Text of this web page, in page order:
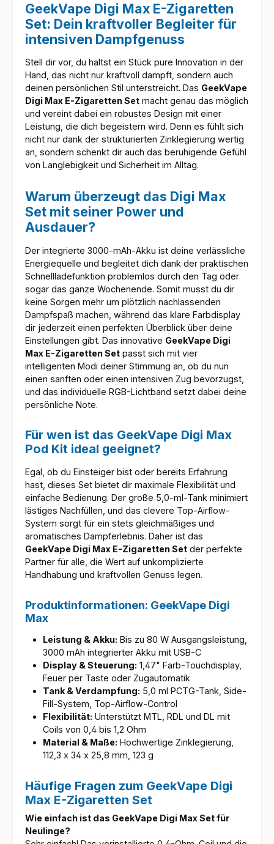
GeekVape Digi Max E-Zigaretten
Set: Dein kraftvoller Begleiter für
intensiven Dampfgenuss
Stell dir vor, du hältst ein Stück pure Innovation in der
Hand, das nicht nur kraftvoll dampft, sondern auch
deinen persönlichen Stil unterstreicht. Das GeekVape
Digi Max E-Zigaretten Set macht genau das möglich
und vereint dabei ein robustes Design mit einer
Leistung, die dich begeistern wird. Denn es fühlt sich
nicht nur dank der strukturierten Zinklegierung wertig
an, sondern schenkt dir auch das beruhigende Gefühl
von Langlebigkeit und Sicherheit im Alltag.
Warum überzeugt das Digi Max
Set mit seiner Power und
Ausdauer?
Der integrierte 3000-mAh-Akku ist deine verlässliche
Energiequelle und begleitet dich dank der praktischen
Schnellladefunktion problemlos durch den Tag oder
sogar das ganze Wochenende. Somit musst du dir
keine Sorgen mehr um plötzlich nachlassenden
Dampfspaß machen, während das klare Farbdisplay
dir jederzeit einen perfekten Überblick über deine
Einstellungen gibt. Das innovative GeekVape Digi
Max E-Zigaretten Set passt sich mit vier
intelligenten Modi deiner Stimmung an, ob du nun
einen sanften oder einen intensiven Zug bevorzugst,
und das individuelle RGB-Lichtband setzt dabei deine
persönliche Note.
Für wen ist das GeekVape Digi Max
Pod Kit ideal geeignet?
Egal, ob du Einsteiger bist oder bereits Erfahrung
hast, dieses Set bietet dir maximale Flexibilität und
einfache Bedienung. Der große 5,0-ml-Tank minimiert
lästiges Nachfüllen, und das clevere Top-Airflow-
System sorgt für ein stets gleichmäßiges und
aromatisches Dampferlebnis. Daher ist das
GeekVape Digi Max E-Zigaretten Set der perfekte
Partner für alle, die Wert auf unkomplizierte
Handhabung und kraftvollen Genuss legen.
Produktinformationen: GeekVape Digi
Max
Leistung & Akku: Bis zu 80 W Ausgangsleistung,
3000 mAh integrierter Akku mit USB-C
Display & Steuerung: 1,47" Farb-Touchdisplay,
Feuer per Taste oder Zugautomatik
Tank & Verdampfung: 5,0 ml PCTG-Tank, Side-
Fill-System, Top-Airflow-Control
Flexibilität: Unterstützt MTL, RDL und DL mit
Coils von 0,4 bis 1,2 Ohm
Material & Maße: Hochwertige Zinklegierung,
112,3 x 34 x 25,8 mm, 123 g
Häufige Fragen zum GeekVape Digi
Max E-Zigaretten Set
Wie einfach ist das GeekVape Digi Max Set für
Neulinge?